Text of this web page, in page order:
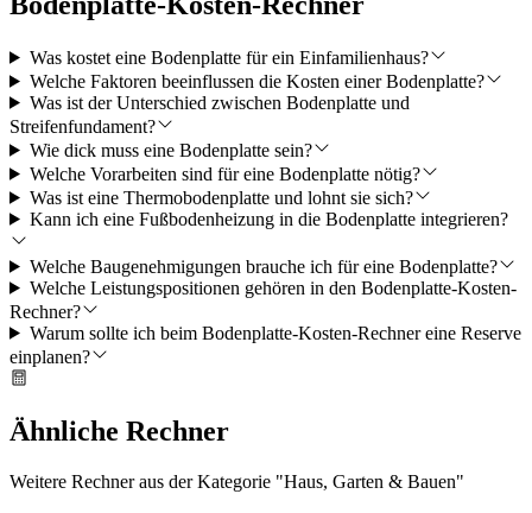
Was kostet eine Bodenplatte für ein Einfamilienhaus?
Welche Faktoren beeinflussen die Kosten einer Bodenplatte?
Was ist der Unterschied zwischen Bodenplatte und
Streifenfundament?
Wie dick muss eine Bodenplatte sein?
Welche Vorarbeiten sind für eine Bodenplatte nötig?
Was ist eine Thermobodenplatte und lohnt sie sich?
Kann ich eine Fußbodenheizung in die Bodenplatte integrieren?
Welche Baugenehmigungen brauche ich für eine Bodenplatte?
Welche Leistungspositionen gehören in den Bodenplatte-Kosten-
Rechner?
Warum sollte ich beim Bodenplatte-Kosten-Rechner eine Reserve
einplanen?
Ähnliche Rechner
Weitere Rechner aus der Kategorie "Haus, Garten & Bauen"